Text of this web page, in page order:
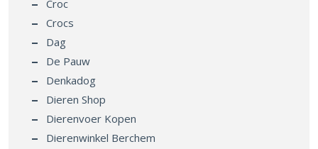
Croc
Crocs
Dag
De Pauw
Denkadog
Dieren Shop
Dierenvoer Kopen
Dierenwinkel Berchem